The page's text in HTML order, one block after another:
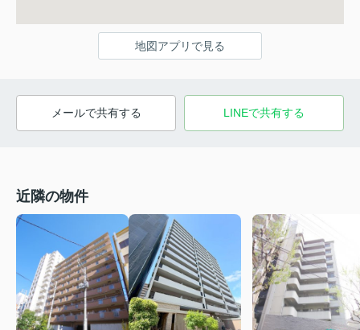
地図アプリで見る
メールで共有する LINEで共有する
近隣の物件